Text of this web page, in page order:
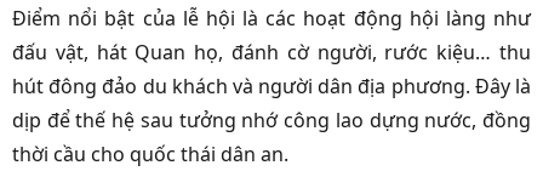
Điểm nổi bật của lễ hội là các hoạt động hội làng như
đấu vật, hát Quan họ, đánh cờ người, rước kiệu… thu
hút đông đảo du khách và người dân địa phương. Đây là
dịp để thế hệ sau tưởng nhớ công lao dựng nước, đồng
thời cầu cho quốc thái dân an.